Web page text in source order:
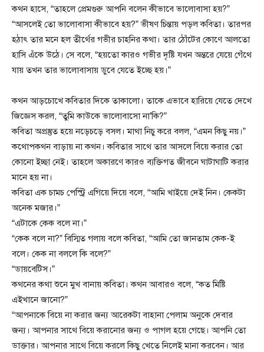
কথন হাসে, “তাহলে প্রেমগুরু আপনি বলেন কীভাবে ভালোবাসা হয়?”
“আসলেই তো ভালোবাসা কীভাবে হয়?” ভীষণ চিন্তায় পড়ল কবিতা। তারপর
হঠাৎ তার মনে হল তীর্থের গভীর চাহনির কথা। তার ঠোঁটের কোণে আলতো
হাসি এঁকে উঠে। সে বলে, “হয়তো কারও গভীর দৃষ্টি যখন অন্তরে যেয়ে গেঁথে
যায় তখন তার ভালোবাসায় ডুবে যেতে ইচ্ছে হয়।”
কথন আড়চোখে কবিতার দিকে তাকালো। তাকে এভাবে হারিয়ে যেতে দেখে
জিজ্ঞেস করল, “তুমি কাউকে ভালোবাসো না’কি?”
কবিতা অপ্রস্তুত হয়ে নড়েচড়ে বসল। মাথা নিচু করে বলল, “এমন কিছু নয়।”
কথোপকথন বাড়ায় না কথন। কবিতার সাথে তার আসলে বিয়ে করার তো
কোনো ইচ্ছা নেই। তাহলে অকারণে কারও ব্যক্তিগত জীবনে ঘাটাঘাটি করার
মানে হয় না।
কবিতা এক চামচ পেস্ট্রি এগিয়ে দিয়ে বলে, “আমি খাইয়ে দেই নিন। কেকটা
অনেক মজার।”
“এটাকে কেক বলে না।”
“কেক বলে না?” বিস্মিত গলায় বলে কবিতা, “আমি তো জানতাম কেক-ই
বলে। কেক না বললে কি বলে?”
“ডায়বেটিস।”
কথনের কথা শুনে মুখ বানায় কবিতা। কথন আবারও বলে, “কত মিষ্টি
এইখানে জানো?”
“আপনাকে বিয়ে না করার জন্য আরেকটা বাহানা পেলাম অনুকে দেবার
জন্য। আপনার সাথে বিয়ে করানোর জন্য ও পাগল হয়ে গেছে। আপনি তো
ডাক্তার। আপনার সাথে বিয়ে করলে কিছু খেতে নিলেই মানা করবেন। আর